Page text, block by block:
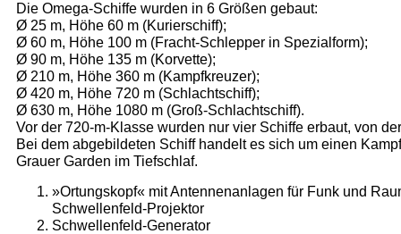
Die Omega-Schiffe wurden in 6 Größen gebaut:
Ø 25 m, Höhe 60 m (Kurierschiff);
Ø 60 m, Höhe 100 m (Fracht-Schlepper in Spezialform);
Ø 90 m, Höhe 135 m (Korvette);
Ø 210 m, Höhe 360 m (Kampfkreuzer);
Ø 420 m, Höhe 720 m (Schlachtschiff);
Ø 630 m, Höhe 1080 m (Groß-Schlachtschiff).
Vor der 720-m-Klasse wurden nur vier Schiffe erbaut, von
Bei dem abgebildeten Schiff handelt es sich um einen
Grauer Garden im Tiefschlaf.
»Ortungskopf« mit Antennenanlagen für Funk und
Schwellenfeld-Projektor
Schwellenfeld-Generator